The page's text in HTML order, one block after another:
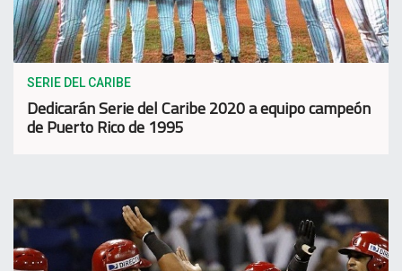
SERIE DEL CARIBE
Dedicarán Serie del Caribe 2020 a equipo campeón
de Puerto Rico de 1995